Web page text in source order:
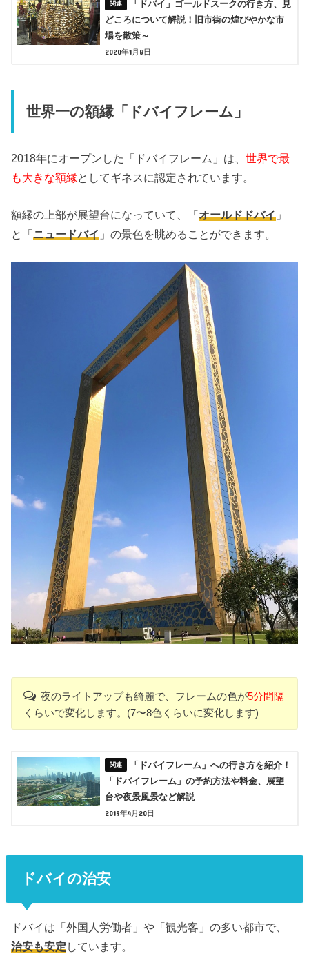
「ドバイ」ゴールドスークの行き方、見
どころについて解説！旧市街の煌びやかな市
場を散策～
2020年1月8日
世界一の額縁「ドバイフレーム」
2018年にオープンした「ドバイフレーム」は、世界で最
も大きな額縁 としてギネスに認定されています。
額縁の上部が展望台になっていて、「オールドドバイ 」
と「ニュードバイ 」の景色を眺めることができます。
夜のライトアップも綺麗で、フレームの色が5分間隔
くらいで変化します。(7〜8色くらいに変化します)
「ドバイフレーム」への行き方を紹介！
「ドバイフレーム」の予約方法や料金、展望
台や夜景風景など解説
2019年4月20日
ドバイの治安
ドバイは「外国人労働者」や「観光客」の多い都市で、
治安も安定 しています。